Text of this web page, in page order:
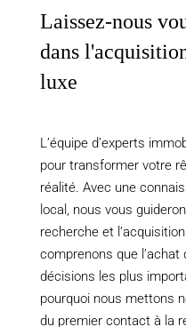
Laissez-nous
dans
luxe
L’équipe d’experts
pour transformer votre
réalité. Avec une
local, nous vous
recherche et
comprenons que l’achat
décisions les plus
pourquoi nous mettons
du premier contact à la